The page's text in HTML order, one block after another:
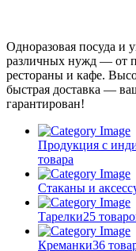
Одноразовая посуда и
различных нужд — от
рестораны и кафе.
быстрая доставка —
гарантирован!
Продукция с
товара
Стаканы и
Тарелки25
Креманки36